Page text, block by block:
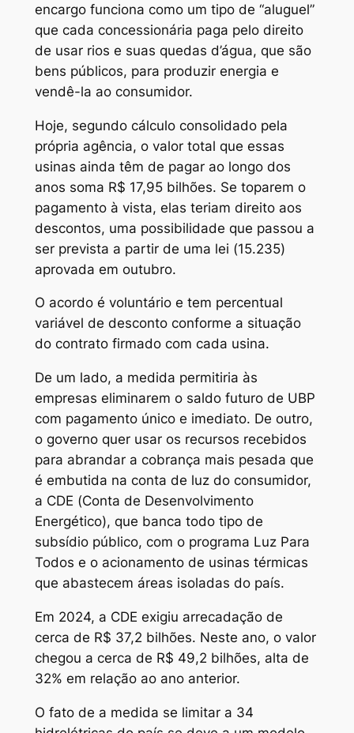
encargo funciona como um tipo de “aluguel”
que cada concessionária paga pelo direito
de usar rios e suas quedas d’água, que são
bens públicos, para produzir energia e
vendê-la ao consumidor.
Hoje, segundo cálculo consolidado pela
própria agência, o valor total que essas
usinas ainda têm de pagar ao longo dos
anos soma R$ 17,95 bilhões. Se toparem o
pagamento à vista, elas teriam direito aos
descontos, uma possibilidade que passou a
ser prevista a partir de uma lei (15.235)
aprovada em outubro.
O acordo é voluntário e tem percentual
variável de desconto conforme a situação
do contrato firmado com cada usina.
De um lado, a medida permitiria às
empresas eliminarem o saldo futuro de UBP
com pagamento único e imediato. De outro,
o governo quer usar os recursos recebidos
para abrandar a cobrança mais pesada que
é embutida na conta de luz do consumidor,
a CDE (Conta de Desenvolvimento
Energético), que banca todo tipo de
subsídio público, com o programa Luz Para
Todos e o acionamento de usinas térmicas
que abastecem áreas isoladas do país.
Em 2024, a CDE exigiu arrecadação de
cerca de R$ 37,2 bilhões. Neste ano, o valor
chegou a cerca de R$ 49,2 bilhões, alta de
32% em relação ao ano anterior.
O fato de a medida se limitar a 34